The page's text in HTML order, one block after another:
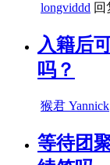
longviddd 回
入籍后
吗？
猴君 Yannick
等待团